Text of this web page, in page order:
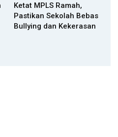
Ketat MPLS Ramah,
Pastikan Sekolah Bebas
Bullying dan Kekerasan